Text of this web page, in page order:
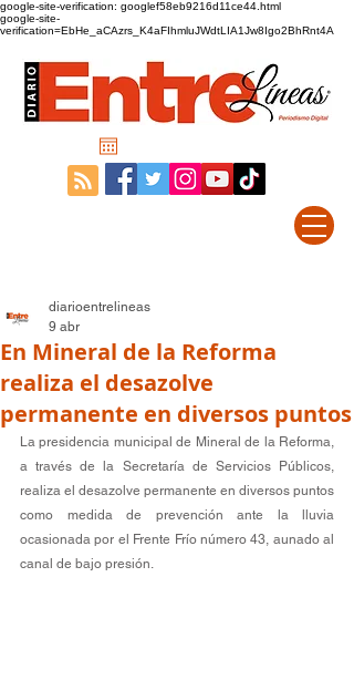
google-site-verification: googlef58eb9216d11ce44.html
google-site-
verification=EbHe_aCAzrs_K4aFIhmluJWdtLIA1Jw8Igo2BhRnt4A
En Mineral de la Reforma
realiza el desazolve
permanente en diversos puntos
diarioentrelineas
9 abr
La presidencia municipal de Mineral de la Reforma,
a través de la Secretaría de Servicios Públicos,
realiza el desazolve permanente en diversos puntos
como medida de prevención ante la lluvia
ocasionada por el Frente Frío número 43, aunado al
canal de bajo presión.